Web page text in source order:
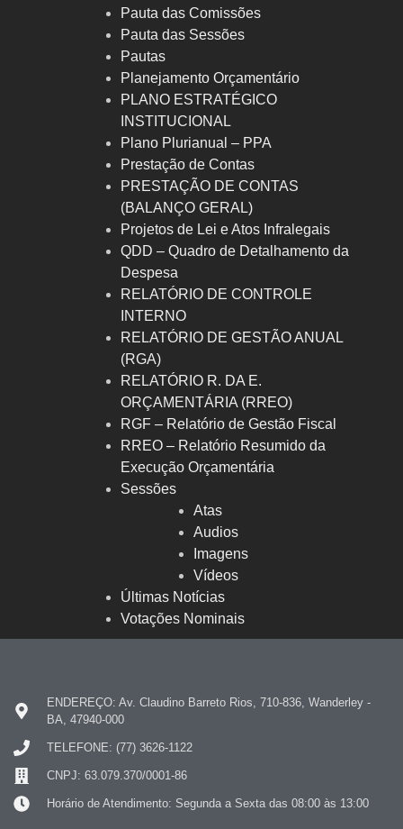
Pauta das Comissões
Pauta das Sessões
Pautas
Planejamento Orçamentário
PLANO ESTRATÉGICO
INSTITUCIONAL
Plano Plurianual – PPA
Prestação de Contas
PRESTAÇÃO DE CONTAS
(BALANÇO GERAL)
Projetos de Lei e Atos Infralegais
QDD – Quadro de Detalhamento da
Despesa
RELATÓRIO DE CONTROLE
INTERNO
RELATÓRIO DE GESTÃO ANUAL
(RGA)
RELATÓRIO R. DA E.
ORÇAMENTÁRIA (RREO)
RGF – Relatório de Gestão Fiscal
RREO – Relatório Resumido da
Execução Orçamentária
Sessões
Atas
Audios
Imagens
Vídeos
Últimas Notícias
Votações Nominais
ENDEREÇO: Av. Claudino Barreto Rios, 710-836, Wanderley -
BA, 47940-000
TELEFONE: (77) 3626-1122
CNPJ: 63.079.370/0001-86
Horário de Atendimento: Segunda a Sexta das 08:00 às 13:00